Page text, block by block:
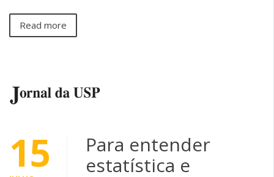
Read more
15
Para entender
estatística e